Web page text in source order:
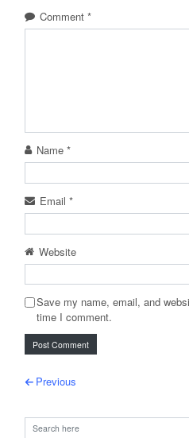
Comment*
Name*
Email*
Website
Save my name, email, and
time I comment.
Post navigation
Previous
Primary
Search for: